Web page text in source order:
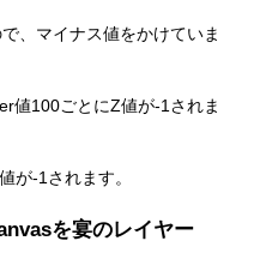
、マイナス値をかけていま
値100ごとにZ値が-1されま
が-1されます。
を宴のレイヤー